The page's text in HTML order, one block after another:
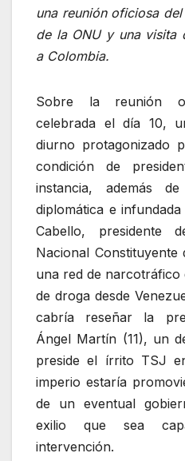
una reunión oficiosa
de la ONU y una visita
a Colombia.
Sobre la reunión
celebrada el día 10,
diurno protagonizado
condición de
instancia, además
diplomática e
Cabello, presidente
Nacional
una red de narcotráfico
de droga desde
cabría reseñar la
Ángel Martín (11), un
preside el írrito TSJ
imperio estaría
de un eventual
exilio que sea
intervención.